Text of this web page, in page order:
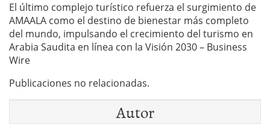
El último complejo turístico refuerza el surgimiento de
AMAALA como el destino de bienestar más completo
del mundo, impulsando el crecimiento del turismo en
Arabia Saudita en línea con la Visión 2030 – Business
Wire
Publicaciones no relacionadas.
Autor